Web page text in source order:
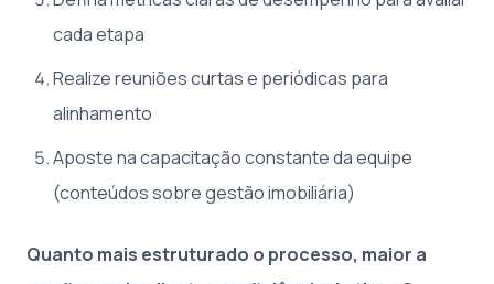
cada etapa
Realize reuniões curtas e periódicas para
alinhamento
Aposte na capacitação constante da equipe
(conteúdos sobre gestão imobiliária)
Quanto mais estruturado o processo, maior a